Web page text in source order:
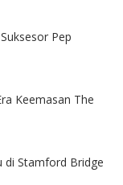
Pep
Keemasan The
di Stamford Bridge